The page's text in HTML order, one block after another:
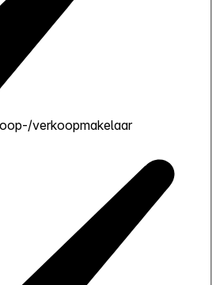
verkoopmakelaar